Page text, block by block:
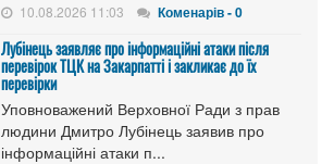
10.08.2026 11:03 Коменарів - 0
Лубінець заявляє про інформаційні атаки після
перевірок ТЦК на Закарпатті і закликає до їх
перевірки
Уповноважений Верховної Ради з прав
людини Дмитро Лубінець заявив про
інформаційні атаки п...